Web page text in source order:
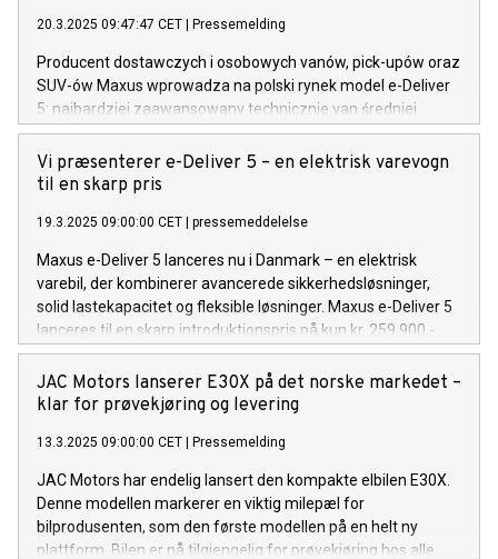
20.3.2025 09:47:47 CET | Pressemelding
Producent dostawczych i osobowych vanów, pick-upów oraz
SUV-ów Maxus wprowadza na polski rynek model e-Deliver
5: najbardziej zaawansowany technicznie van średniej
wielkości. Dzięki wykorzystaniu wiodących kompetencji
Maxusa w napędach elektrycznych, e-Deliver 5 łączy
największą ładowność w klasie, zasięg sięgający 489 km (wg
oferty 155 900 zł (bez uwzględnienia programów dopłat).
Vi præsenterer e-Deliver 5 – en elektrisk varevogn
til en skarp pris
19.3.2025 09:00:00 CET | pressemeddelelse
Maxus e-Deliver 5 lanceres nu i Danmark – en elektrisk
varebil, der kombinerer avancerede sikkerhedsløsninger,
solid lastekapacitet og fleksible løsninger. Maxus e-Deliver 5
lanceres til en skarp introduktionspris på kun kr. 259.900,-
ekskl. moms.
JAC Motors lanserer E30X på det norske markedet –
klar for prøvekjøring og levering
13.3.2025 09:00:00 CET | Pressemelding
JAC Motors har endelig lansert den kompakte elbilen E30X.
Denne modellen markerer en viktig milepæl for
bilprodusenten, som den første modellen på en helt ny
plattform. Bilen er nå tilgjengelig for prøvekjøring hos alle